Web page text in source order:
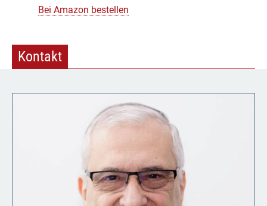
Bei Amazon bestellen
Kontakt